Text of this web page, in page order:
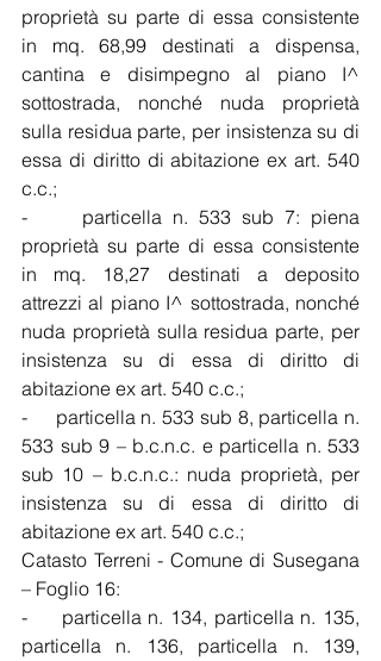
proprietà su parte di essa consistente
in mq. 68,99 destinati a dispensa,
cantina e disimpegno al piano I^
sottostrada, nonché nuda proprietà
sulla residua parte, per insistenza su di
essa di diritto di abitazione ex art. 540
c.c.;
-     particella n. 533 sub 7: piena
proprietà su parte di essa consistente
in mq. 18,27 destinati a deposito
attrezzi al piano I^ sottostrada, nonché
nuda proprietà sulla residua parte, per
insistenza su di essa di diritto di
abitazione ex art. 540 c.c.;
-     particella n. 533 sub 8, particella n.
533 sub 9 – b.c.n.c. e particella n. 533
sub 10 – b.c.n.c.: nuda proprietà, per
insistenza su di essa di diritto di
abitazione ex art. 540 c.c.;
Catasto Terreni - Comune di Susegana
– Foglio 16:
-     particella n. 134, particella n. 135,
particella n. 136, particella n. 139,